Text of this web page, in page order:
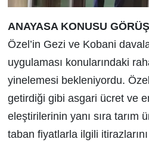
ANAYASA KONUSU
Özel’in Gezi ve Kobani
uygulaması konularındaki
yinelemesi bekleniyordu.
getirdiği gibi asgari ücret ve
eleştirilerinin yanı sıra tarım
taban fiyatlarla ilgili